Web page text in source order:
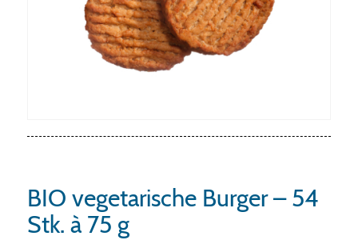
BIO vegetarische Burger – 54
Stk. à 75 g